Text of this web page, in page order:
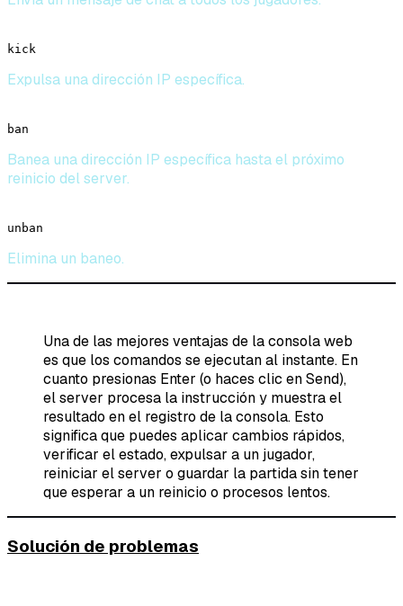
kick
Expulsa una dirección IP específica.
ban
Banea una dirección IP específica hasta el próximo
reinicio del server.
unban
Elimina un baneo.
Una de las mejores ventajas de la consola web
es que los comandos se ejecutan al instante. En
cuanto presionas Enter (o haces clic en Send),
el server procesa la instrucción y muestra el
resultado en el registro de la consola. Esto
significa que puedes aplicar cambios rápidos,
verificar el estado, expulsar a un jugador,
reiniciar el server o guardar la partida sin tener
que esperar a un reinicio o procesos lentos.
Solución de problemas